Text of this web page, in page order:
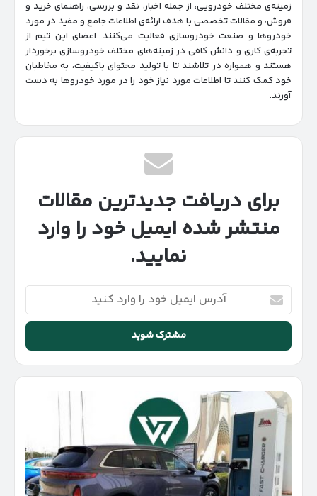
زمینه‌‌ی مختلف خودرویی، از جمله اخبار، نقد و بررسی، راهنمای خرید و
فروش، و مقالات تخصصی با هدف ارائه‌ی اطلاعات جامع و مفید در مورد
خودروها و صنعت خودروسازی فعالیت می‌کنند. اعضای این تیم از
تجربه‌ی کاری و دانش کافی در زمینه‌های مختلف خودروسازی برخوردار
هستند و همواره در تلاشند تا با تولید محتوای باکیفیت، به مخاطبان
خود کمک کنند تا اطلاعات مورد نیاز خود را در مورد خودروها به دست
آورند.
برای دریافت جدیدترین مقالات
منتشر شده ایمیل خود را وارد
نمایید.
آدرس
ایمیل
خود
وارد
کنید
ورود
۴۸۰۰
خودرو
فروردین؛
تعرفه
خودروهای